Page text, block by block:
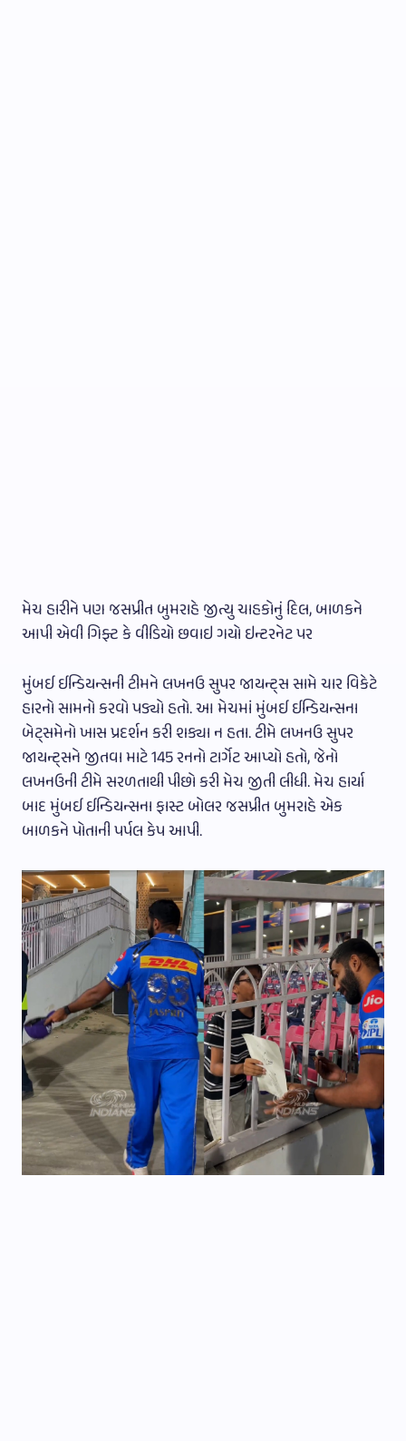
મેચ હારીને પણ જસપ્રીત બુમરાહે જીત્યુ ચાહકોનું દિલ, બાળકને
આપી એવી ગિફ્ટ કે વીડિયો છવાઇ ગયો ઇન્ટરનેટ પર
મુંબઈ ઈન્ડિયન્સની ટીમને લખનઉ સુપર જાયન્ટ્સ સામે ચાર વિકેટે
હારનો સામનો કરવો પડ્યો હતો. આ મેચમાં મુંબઈ ઈન્ડિયન્સના
બેટ્સમેનો ખાસ પ્રદર્શન કરી શક્યા ન હતા. ટીમે લખનઉ સુપર
જાયન્ટ્સને જીતવા માટે 145 રનનો ટાર્ગેટ આપ્યો હતો, જેનો
લખનઉની ટીમે સરળતાથી પીછો કરી મેચ જીતી લીધી. મેચ હાર્યા
બાદ મુંબઈ ઈન્ડિયન્સના ફાસ્ટ બોલર જસપ્રીત બુમરાહે એક
બાળકને પોતાની પર્પલ કેપ આપી.